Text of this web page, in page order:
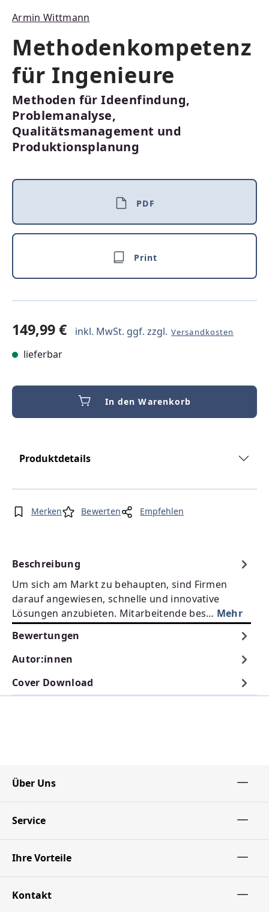
Armin Wittmann
Methodenkompetenz
für Ingenieure
Methoden für Ideenfindung,
Problemanalyse,
Qualitätsmanagement und
Produktionsplanung
PDF
Print
149,99 € inkl. MwSt. ggf. zzgl. Versandkosten
lieferbar
In den Warenkorb
Produktdetails
Merken Bewerten Empfehlen
Beschreibung
Um sich am Markt zu behaupten, sind Firmen
darauf angewiesen, schnelle und innovative
Lösungen anzubieten. Mitarbeitende bes… Mehr
Bewertungen
Autor:innen
Cover Download
Über Uns
Service
Ihre Vorteile
Kontakt